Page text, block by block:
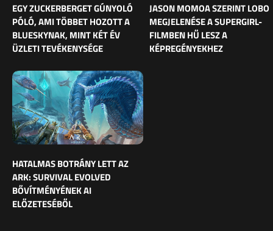
EGY ZUCKERBERGET GÚNYOLÓ
PÓLÓ, AMI TÖBBET HOZOTT A
BLUESKYNAK, MINT KÉT ÉV
ÜZLETI TEVÉKENYSÉGE
JASON MOMOA SZERINT LOBO
MEGJELENÉSE A SUPERGIRL-
FILMBEN HŰ LESZ A
KÉPREGÉNYEKHEZ
HATALMAS BOTRÁNY LETT AZ
ARK: SURVIVAL EVOLVED
BŐVÍTMÉNYÉNEK AI
ELŐZETESÉBŐL